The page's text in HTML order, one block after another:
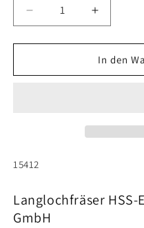
Verringere
die
Menge
Langlochfräser
Erhöhe
die
Menge
für
In den
SKU:
15412
Langlochfräser HSS-
GmbH